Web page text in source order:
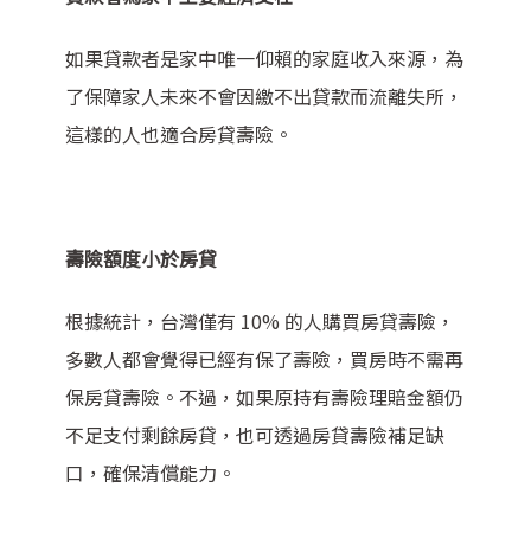
如果貸款者是家中唯一仰賴的家庭收入來源，為
了保障家人未來不會因繳不出貸款而流離失所，
這樣的人也適合房貸壽險。
壽險額度小於房貸
根據統計，台灣僅有 10% 的人購買房貸壽險，
多數人都會覺得已經有保了壽險，買房時不需再
保房貸壽險。 不過，如果原持有壽險理賠金額仍
不足支付剩餘房貸，也可透過房貸壽險補足缺
口，確保清償能力。